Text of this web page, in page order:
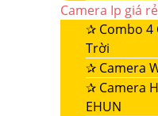
Camera Ip giá rẻ
✰ Combo 4
Trời
✰ Camera
✰ Camera
EHUN